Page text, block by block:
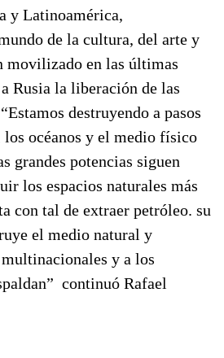
y Latinoamérica,
de la cultura, del arte y
movilizado en las últimas
Rusia la liberación de las
destruyendo a pasos
océanos y el medio físico
grandes potencias siguen
los espacios naturales más
con tal de extraer petróleo. su
el medio natural y
y a los
continuó Rafael